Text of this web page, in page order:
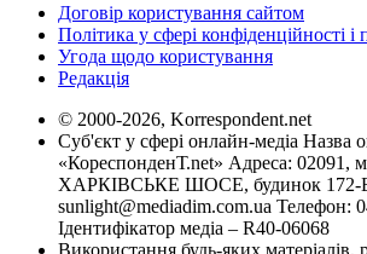
Договір користування сайтом
Політика у сфері конфіденційності
Угода щодо користування
Редакція
© 2000-2026, Korrespondent.net
Суб'єкт у сфері онлайн-медіа Назва
«КореспонденТ.net» Адреса: 02091,
ХАРКІВСЬКЕ ШОСЕ, будинок 172-Б,
sunlight@mediadim.com.ua Телефон:
Ідентифікатор медіа – R40-06068
Використання будь-яких матеріалів,